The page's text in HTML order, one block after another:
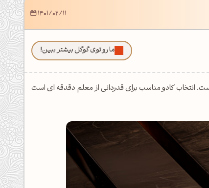
1401/02/11
ما رو توی گوگل بیشتر ببین!
انتخاب کادو مناسب برای قدردانی از معلم دقدقه ای است